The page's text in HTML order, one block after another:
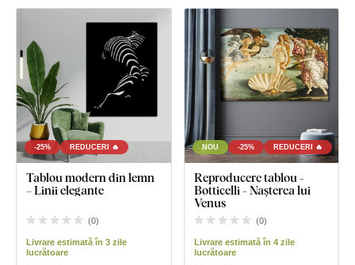
-25% REDUCERI 🔥
Tablou modern din lemn
– Linii elegante
(0)
Livrare estimată în 3 zile
lucrătoare
NOU -25% REDUCERI 🔥
Reproducere tablou -
Botticelli - Nașterea lui
Venus
(0)
Livrare estimată în 4 zile
lucrătoare